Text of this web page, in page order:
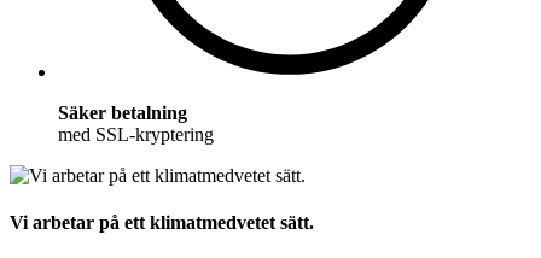
Säker betalning
med SSL-kryptering
Vi arbetar på ett klimatmedvetet sätt.